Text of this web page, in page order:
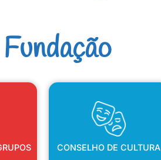
CONSELHO DE CULTURA
CONSELHO DE CULTURA